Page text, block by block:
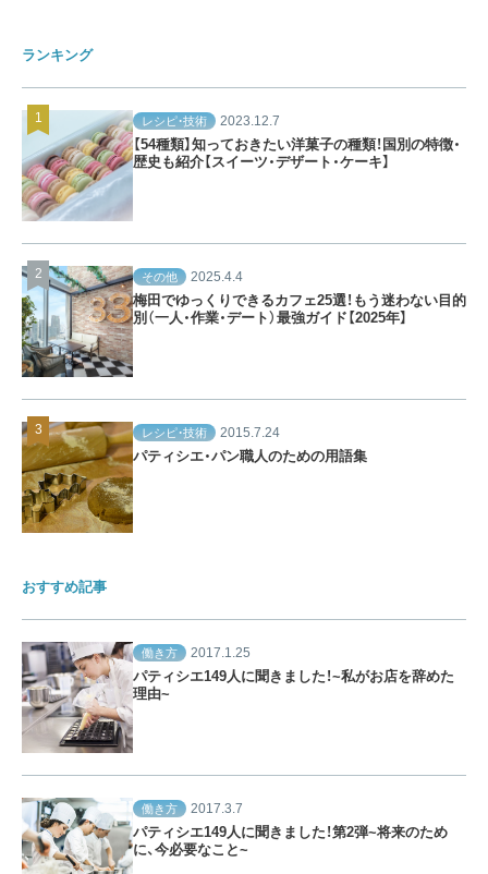
ランキング
レシピ・技術 2023.12.7
【54種類】知っておきたい洋菓子の種類！国別の特徴・
歴史も紹介【スイーツ・デザート・ケーキ】
その他 2025.4.4
梅田でゆっくりできるカフェ25選！もう迷わない目的
別（一人・作業・デート）最強ガイド【2025年】
レシピ・技術 2015.7.24
パティシエ・パン職人のための用語集
おすすめ記事
働き方 2017.1.25
パティシエ149人に聞きました！~私がお店を辞めた
理由~
働き方 2017.3.7
パティシエ149人に聞きました！第2弾~将来のため
に、今必要なこと~